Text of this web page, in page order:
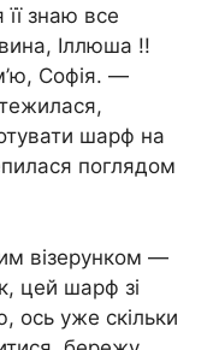
знаю все
Іллюша !!
Софія. —
шарф на
поглядом
візерунком —
цей шарф зі
ось уже скільки